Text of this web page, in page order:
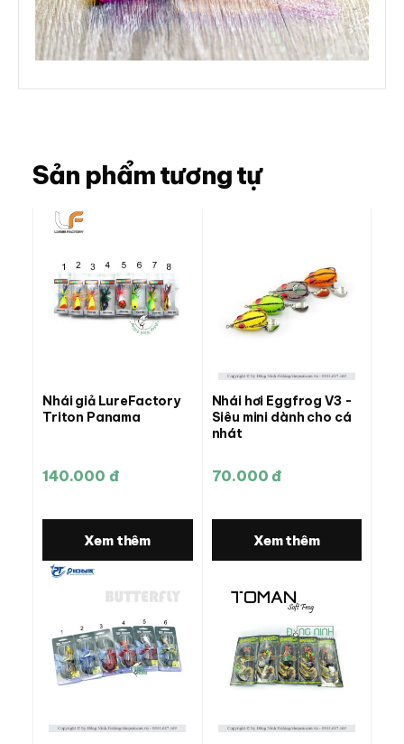
Sản phẩm tương tự
Nhái giả LureFactory
Triton Panama
140.000 đ
Xem thêm
Nhái hơi Eggfrog V3 -
Siêu mini dành cho cá
nhát
70.000 đ
Xem thêm